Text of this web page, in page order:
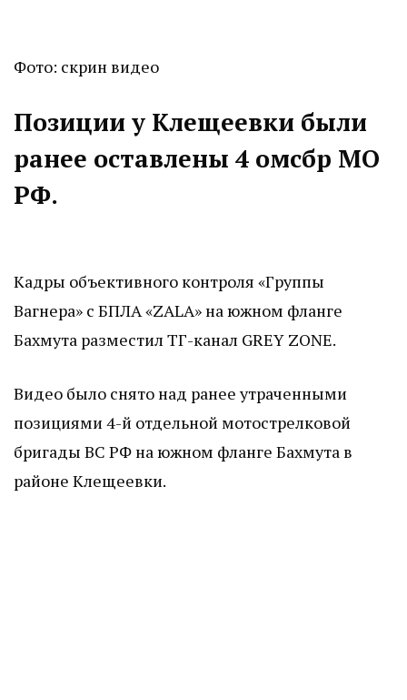
Фото: скрин видео
Позиции у Клещеевки были
ранее оставлены 4 омсбр МО
РФ.
Кадры объективного контроля «Группы
Вагнера» с БПЛА «ZALA» на южном фланге
Бахмута разместил ТГ-канал GREY ZONE.
Видео было снято над ранее утраченными
позициями 4-й отдельной мотострелковой
бригады ВС РФ на южном фланге Бахмута в
районе Клещеевки.